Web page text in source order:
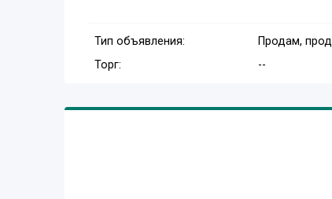
Тип объявления:
Продам,
Торг:
--